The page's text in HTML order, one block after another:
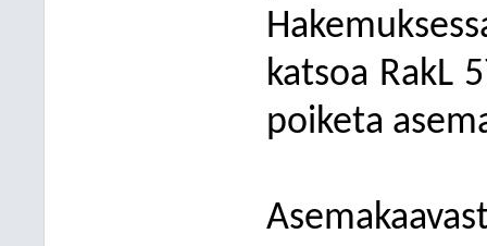
katsoa RakL
poiketa